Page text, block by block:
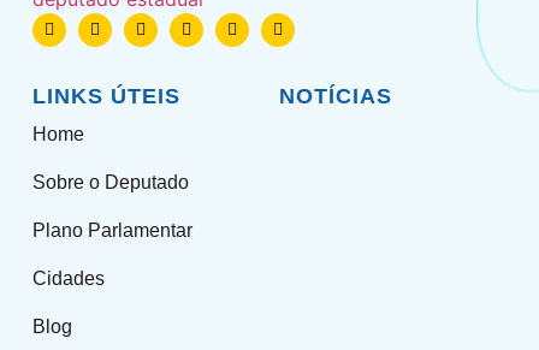
LINKS ÚTEIS
Home
Sobre o Deputado
Plano Parlamentar
Cidades
Blog
NOTÍCIAS